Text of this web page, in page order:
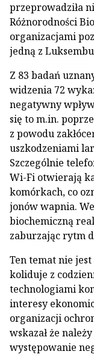
przeprowadziła
Różnorodności
organizacjami
jedną z
Z 83 badań
widzenia 72
negatywny
się to m.in.
z powodu
uszkodzeniami
Szczególnie
Wi-Fi otwierają
komórkach, co
jonów wapnia.
biochemiczną
zaburzając rytm
Ten temat nie
koliduje z
technologiami
interesy
organizacji
wskazał że
występowanie